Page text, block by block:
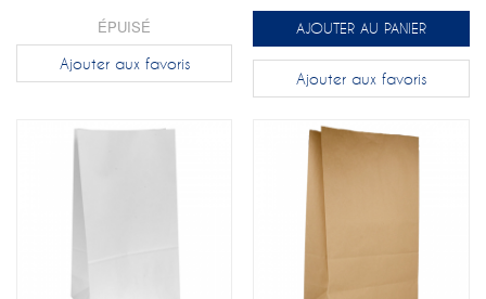
ÉPUISÉ
Ajouter aux favoris
AJOUTER AU PANIER
Ajouter aux favoris